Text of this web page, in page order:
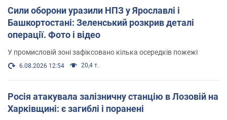
Сили оборони уразили НПЗ у Ярославлі і
Башкортостані: Зеленський розкрив деталі
операції. Фото і відео
У промисловій зоні зафіксовано кілька осередків пожежі
6.08.2026 12:54 20,4 т.
Росія атакувала залізничну станцію в Лозовій на
Харківщині: є загиблі і поранені